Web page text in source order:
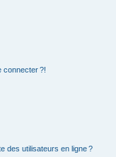
connecter ?!
des utilisateurs en ligne ?